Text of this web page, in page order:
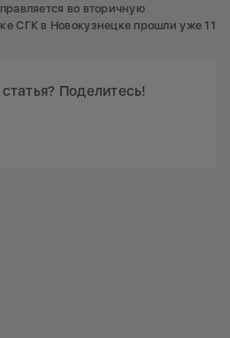
во вторичную
СГК в Новокузнецке прошли уже 11
Поделитесь!